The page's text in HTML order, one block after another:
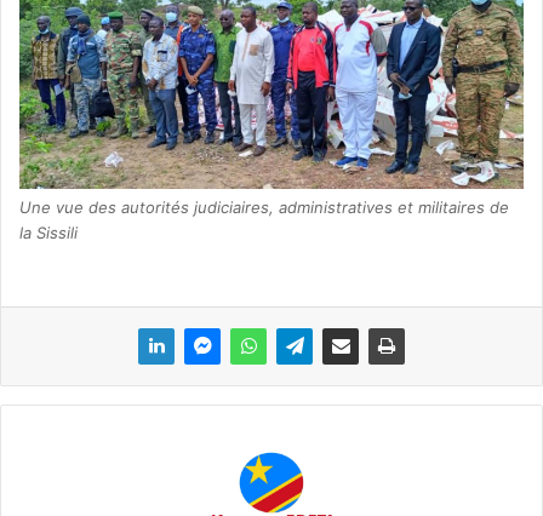
Une vue des autorités judiciaires, administratives et militaires de
la Sissili